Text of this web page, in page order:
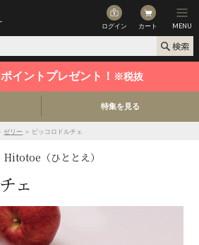
ログイン カート MENU
イントプレゼント！ ※税抜
特集を見る
ゼリー ＞ ピッコロドルチェ
（ひととえ）
ェ